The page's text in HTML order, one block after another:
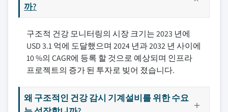
까?
구조적 건강 모니터링의 시장 크기는 2023 년에
USD 3.1 억에 도달했으며 2024 년과 2032 년 사이에
10 %의 CAGR에 등록 할 것으로 예상되며 인프라
프로젝트의 증가 된 투자로 빚어 졌습니다.
왜 구조적인 건강 감시 기계설비를 위한 수요